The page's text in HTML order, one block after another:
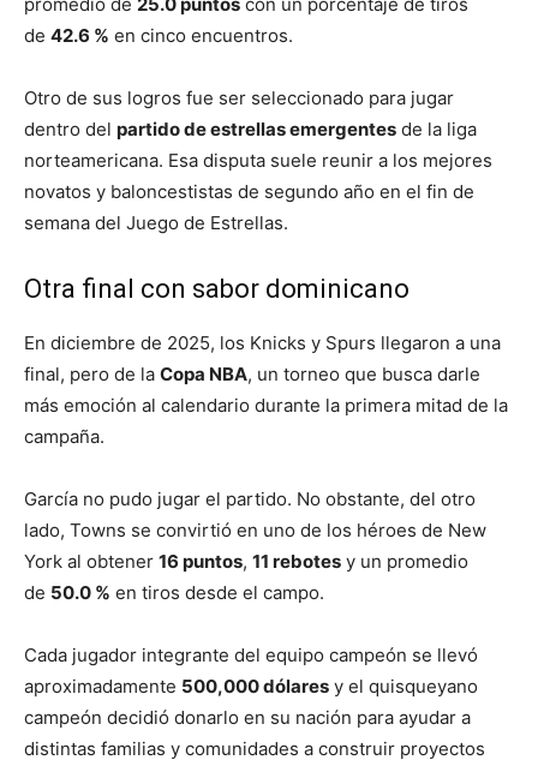
de 42.6 % en cinco encuentros.
Otro de sus logros fue ser seleccionado para jugar
dentro del partido de estrellas emergentes de la liga
norteamericana. Esa disputa suele reunir a los mejores
novatos y baloncestistas de segundo año en el fin de
semana del Juego de Estrellas.
Otra final con sabor dominicano
En diciembre de 2025, los Knicks y Spurs llegaron a una
final, pero de la Copa NBA, un torneo que busca darle
más emoción al calendario durante la primera mitad de la
campaña.
García no pudo jugar el partido. No obstante, del otro
lado, Towns se convirtió en uno de los héroes de New
York al obtener 16 puntos, 11 rebotes y un promedio
de 50.0 % en tiros desde el campo.
Cada jugador integrante del equipo campeón se llevó
aproximadamente 500,000 dólares y el quisqueyano
campeón decidió donarlo en su nación para ayudar a
distintas familias y comunidades a construir proyectos